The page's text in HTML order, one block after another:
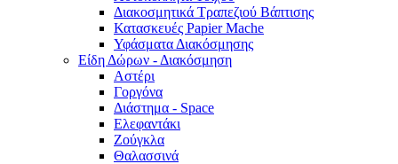
Διακοσμητικά Τραπεζιού Βάπτισης
Κατασκευές Papier Mache
Υφάσματα Διακόσμησης
Είδη Δώρων - Διακόσμηση
Αστέρι
Γοργόνα
Διάστημα - Space
Ελεφαντάκι
Ζούγκλα
Θαλασσινά